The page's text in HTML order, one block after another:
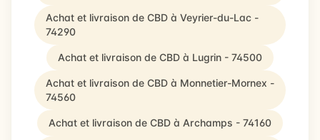
Achat et livraison de CBD à Veyrier-du-Lac -
74290
Achat et livraison de CBD à Lugrin - 74500
Achat et livraison de CBD à Monnetier-Mornex -
74560
Achat et livraison de CBD à Archamps - 74160